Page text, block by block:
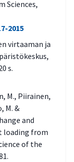
Sciences,
2015
virtaaman ja
s.
M., Piirainen,
M. &
and
loading from
of the